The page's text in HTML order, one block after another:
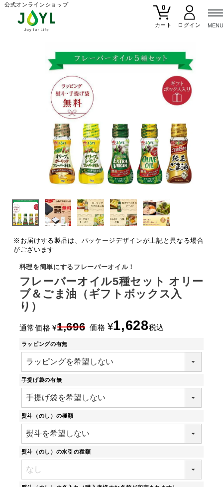
公式オンラインショップ
0
カート
※お届けする製品は、パッケージデザインが上記と異なる場合
がございます
料理を簡単にするフレーバーオイル！
フレーバーオイル5種セット オリー
ブ＆ごま油（ギフトボックス入
り）
通常価格 ¥1,696 価格 ¥1,628税込
ラッピングの有無
手提げ袋の有無
熨斗（のし）の種類
熨斗（のし）の水引の種類